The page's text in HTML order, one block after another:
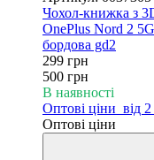
Чохол-книжка з
OnePlus Nord 2
бордова gd2
299 грн
500 грн
В наявності
Оптові ціни від
Оптові ціни